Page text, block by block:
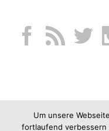
Um unsere
fortlaufend verbessern